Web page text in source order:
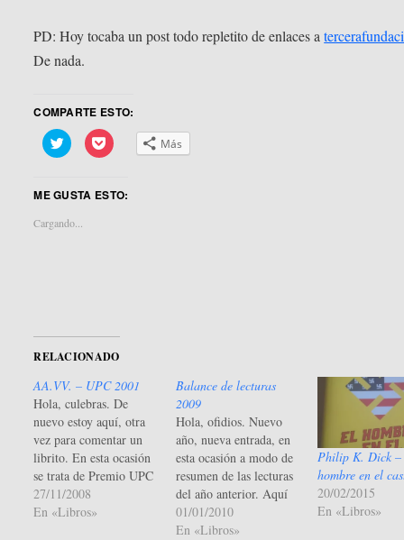
PD: Hoy tocaba un post todo repletito de enlaces a
De nada.
COMPARTE ESTO:
Haz
clic
Twitter
abre
en
Haz
clic
Pocket
Más
ME GUSTA ESTO:
Cargando...
RELACIONADO
AA.VV. – UPC 2001
Hola, culebras. De
nuevo estoy aquí, otra
vez para comentar un
librito. En esta ocasión
se trata de Premio UPC
2001. Empecemos con
la minirreseña de cinco
27/11/2008
En «Libros»
Balance de lecturas
2009
Hola, ofidios. Nuevo
año, nueva entrada, en
esta ocasión a modo de
resumen de las lecturas
del año anterior. Aquí
desgloso mis pobres
lecturas (pobres por ser
01/01/2010
En «Libros»
Philip K. Dick
hombre en el
20/02/2015
En «Libros»